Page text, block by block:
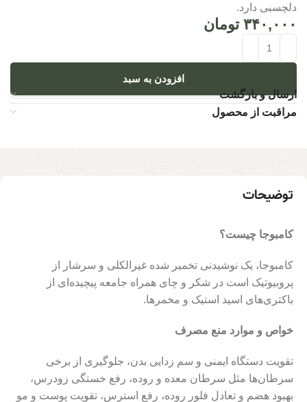
دلچسبی دارد.
۳۴۰,۰۰۰ تومان
افزودن به سبد
ارسال و بازگشت
مراقبت از محصول
توضیحات
کامبوجا چیست؟
کامبوجا، یک نوشیدنی تخمیر شده غیرالکلی و سرشار از
پروبیوتیک‌ است در شکر و چای همراه جامعه پیچیده‌ای از
باکتری‌های اسید استیک و مخمرها.
خواص و موارد منع مصرف
تقویت دستگاه ایمنی و سم زدایی بدن، جلوگیری از برخی
سرطان‌ها مثل سرطان معده و روده، رفع خستگی زودرس،
بهبود هضم و تعادل فلور روده، رفع استرس، تقویت پوست و مو